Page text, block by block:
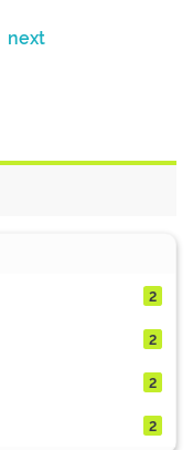
next
2
2
2
2